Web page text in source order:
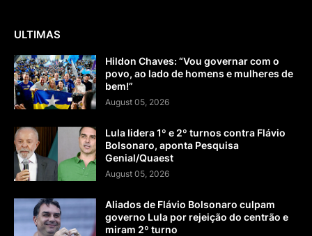
ULTIMAS
Hildon Chaves: “Vou governar com o
povo, ao lado de homens e mulheres de
bem!”
August 05, 2026
Lula lidera 1º e 2º turnos contra Flávio
Bolsonaro, aponta Pesquisa
Genial/Quaest
August 05, 2026
Aliados de Flávio Bolsonaro culpam
governo Lula por rejeição do centrão e
miram 2º turno